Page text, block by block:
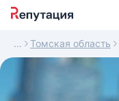
Томская область